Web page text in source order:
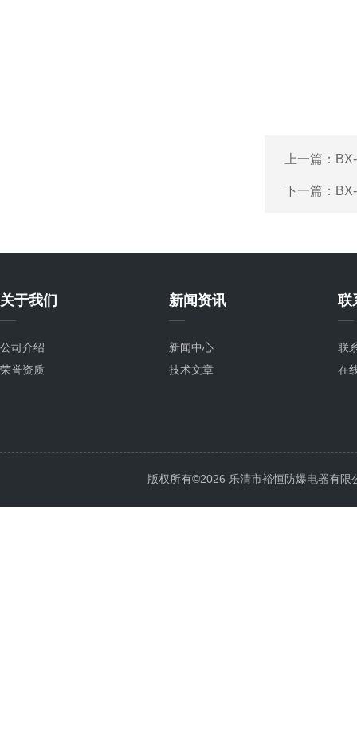
上一篇：
下一篇：
关于我们
公司介绍
荣誉资质
新闻资讯
新闻中心
技术文章
联
联
在
版权所有©2026 乐清市裕恒防爆电器有